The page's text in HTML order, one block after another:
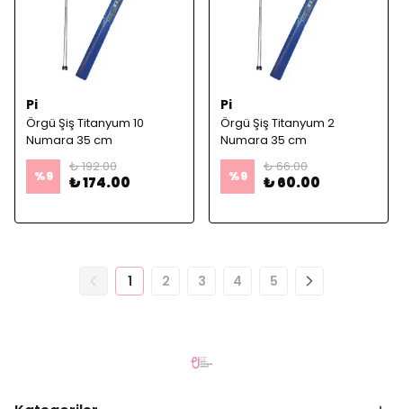
Pi
Örgü Şiş Titanyum 10
Numara 35 cm
%9
₺ 192.00
₺ 174.00
Pi
Örgü Şiş Titanyum 2
Numara 35 cm
%9
₺ 66.00
₺ 60.00
1 2 3 4 5